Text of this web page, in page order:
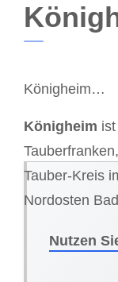
Königheim…
Königheim
Tauber-Kreis
Nordosten
Nutzen